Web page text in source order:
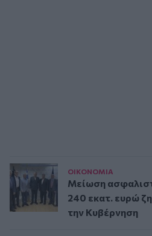
ΟΙΚΟΝΟΜΙΑ
Μείωση
240 εκατ. ευρώ
την Κυβέρνηση